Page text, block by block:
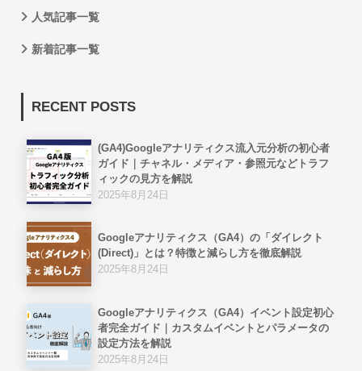
人気記事一覧
新着記事一覧
RECENT POSTS
(GA4)Googleアナリティクス流入元分析の初心者
ガイド｜チャネル・メディア・参照元などトラフ
ィックの見方を解説
2025年8月24日
Googleアナリティクス（GA4）の「ダイレクト
(Direct)」とは？特徴と減らし方を徹底解説
2025年8月24日
Googleアナリティクス（GA4）イベント設定初心
者完全ガイド｜カスタムイベントとパラメータの
設定方法を解説
2025年8月24日